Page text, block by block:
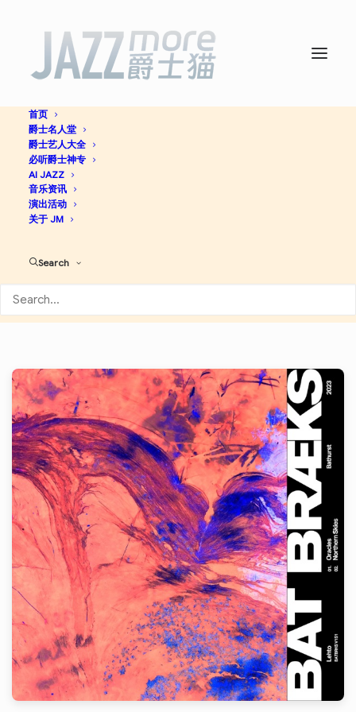
首页
爵士名人堂
爵士艺人大全
必听爵士神专
AI JAZZ
音乐资讯
演出活动
关于 JM
Search
Oracles – Single -
Renegades Of Jazz